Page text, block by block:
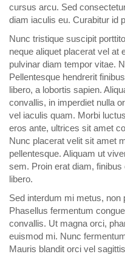
cursus arcu. Sed
diam iaculis eu. Curabitur id
Nunc tristique suscipit
neque aliquet placerat vel at
pulvinar diam tempor vitae.
Pellentesque hendrerit
libero, a lobortis sapien.
convallis, in imperdiet nulla
vel iaculis quam. Morbi
eros ante, ultrices sit amet
Nunc placerat velit sit amet
pellentesque. Aliquam ut
sem. Proin erat diam,
libero.
Sed interdum mi metus,
Phasellus fermentum
convallis. Ut magna orci,
euismod mi. Nunc
Mauris blandit orci vel